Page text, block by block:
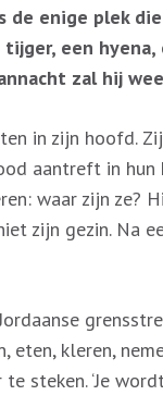
enige plek
een
zal hij
in zijn hoofd.
aantreft in hun
waar zijn ze?
zijn gezin. Na
kleren,
steken. ‘Je